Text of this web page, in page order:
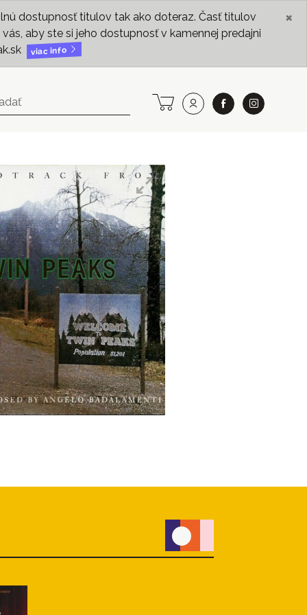
dostupnosť titulov tak ako doteraz. Časť titulov
aby ste si jeho dostupnosť v kamennej predajni
viac info
×